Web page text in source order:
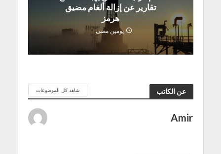
تقارير عن إزالة ألغام مضيق
هرمز
يومين مضى
عن الكاتب شاهد كل الموضوعات
Amir